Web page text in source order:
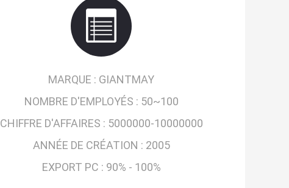
MARQUE : GIANTMAY
NOMBRE D'EMPLOYÉS : 50~100
CHIFFRE D'AFFAIRES : 5000000-10000000
ANNÉE DE CRÉATION : 2005
EXPORT PC : 90% - 100%